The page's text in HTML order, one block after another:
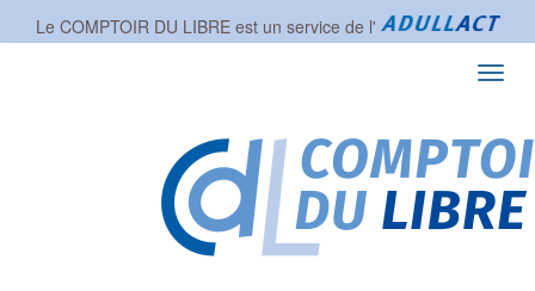
Le COMPTOIR DU LIBRE est un service de l'